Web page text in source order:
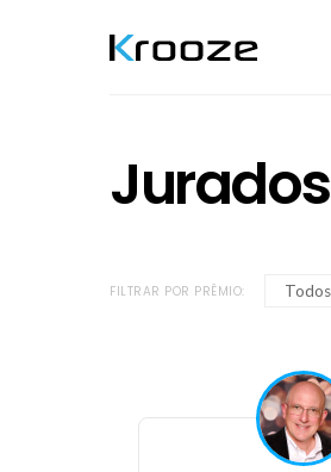
Jurados
FILTRAR POR PRÊMIO: